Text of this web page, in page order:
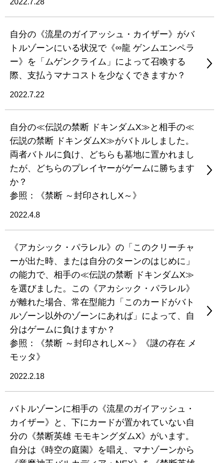
2022.7.28
自分の《流星のガイアッシュ・カイザー》がバ
トルゾーンにいる状況で《∞龍 ゲンムエンペラ
ー》を「ムゲンクライム」によって召喚する
際、支払うマナコストを少なくできますか？
2022.7.22
自分の≪伝説の禁断 ドキンダムX≫と相手の≪
伝説の禁断 ドキンダムX≫がバトルしました。
両者バトルに負け、どちらも墓地に置かれまし
たが、どちらのプレイヤーがゲームに勝ちます
か？
参照：《禁断 ～封印されしX～》
2022.4.8
《アカシック・パラレル》の「このクリーチャ
ーが出た時、または自分のターンのはじめに」
の能力で、相手の≪伝説の禁断 ドキンダムX≫
を選びました。この《アカシック・パラレル》
が離れた場合、常在型能力「このカードがバト
ルゾーン以外のゾーンにあれば」によって、自
分はゲームに負けますか？
参照：《禁断 ～封印されしX～》《謎の存在 メ
モッタ》
2022.2.18
バトルゾーンに相手の《流星のガイアッシュ・
カイザー》と、下にカードが置かれていない自
分の《禁断英雄 モモキングダムX》がいます。
自分は《時空の庭園》を唱え、マナゾーンから